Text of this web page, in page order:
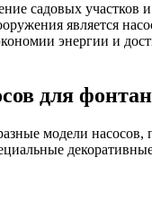
садовых участков
является
энергии и
для
модели